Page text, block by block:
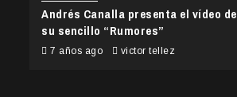
Andrés Canalla presenta el vídeo de
su sencillo “Rumores”
7 años ago victor tellez